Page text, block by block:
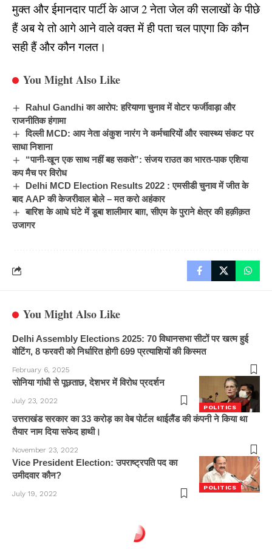
मुक्त और ईमानदार पार्टी के आज 2 नेता जेल की सलाखों के पीछे
हैं अब ये तो आगे आने वाले वक्त में ही पता चल पाएगा कि कौन
सही हैं और कौन गलत।
You Might Also Like
Rahul Gandhi का आरोप: हरियाणा चुनाव में वोटर फर्जीवाड़ा और
राजनीतिक हंगामा
दिल्ली MCD: आप नेता अंकुश नारंग ने कर्मचारियों और स्वास्थ्य संकट पर
साधा निशाना
“पानी-खून एक साथ नहीं बह सकते”: संजय राउत का भारत-पाक एशिया
कप मैच पर विरोध
Delhi MCD Election Results 2022 : एमसीडी चुनाव में जीत के
बाद AAP की केजरीवाल बोले – मत करो अहंकार
बारिश के आधे घंटे में डूबा शालीमार बाग़, सीएम के पुराने क्षेत्र की हक़ीक़त
उजागर
You Might Also Like
Delhi Assembly Elections 2025: 70 विधानसभा सीटों पर खत्म हुई
वोटिंग, 8 फरवरी को निर्धारित होगी 699 प्रत्याशियों की किस्मत
February 6, 2025
POLITICS
सोनिया गांधी से पूछताछ, देशभर में विरोध प्रदर्शन
July 23, 2022
उत्तराखंड सरकार का 33 करोड़ का वेब पोर्टल थाईलैंड की कंपनी ने किया था
तैयार नाम दिया सफेद हाथी।
November 23, 2022
POLITICS
Vice President Election: उपराष्ट्रपति पद का
उमीदवार कौन?
July 19, 2022